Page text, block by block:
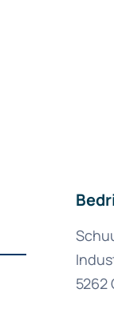
5262